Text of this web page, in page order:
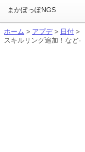
ホーム > アプデ> 日付 >
スキルリング追加！など-